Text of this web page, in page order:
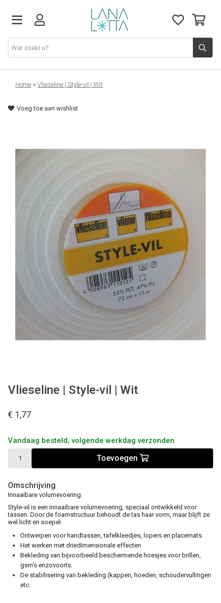
Stoffen
Fournituren
Naaimachines
Workshops
Tips & tricks
Cadeaubon
Solden
Home > Vlieseline | Style-vil | Wit
Voeg toe aan wishlist
Vlieseline | Style-vil | Wit
€ 1,77
Vandaag besteld, volgende werkdag verzonden
Toevoegen
Omschrijving
Innaaibare volumevoering.
Style-vil is een innaaibare volumevoering, speciaal ontwikkeld voor
tassen. Door de foamstructuur behoudt de tas haar vorm, maar blijft ze
wel licht en soepel.
Ontwerpen voor handtassen, tafelkleedjes, lopers en placemats.
Het werken met driedimensionale effecten
Bekleding van bijvoorbeeld beschermende hoesjes voor brillen,
gsm's enzovoorts.
De stabilisering van bekleding (kappen, hoeden, schoudervullingen
etc.